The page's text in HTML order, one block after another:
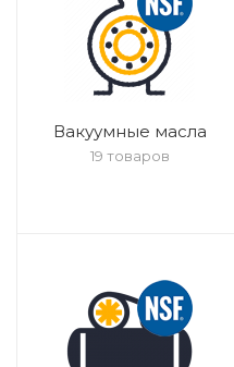
Вакуумные масла
19 товаров